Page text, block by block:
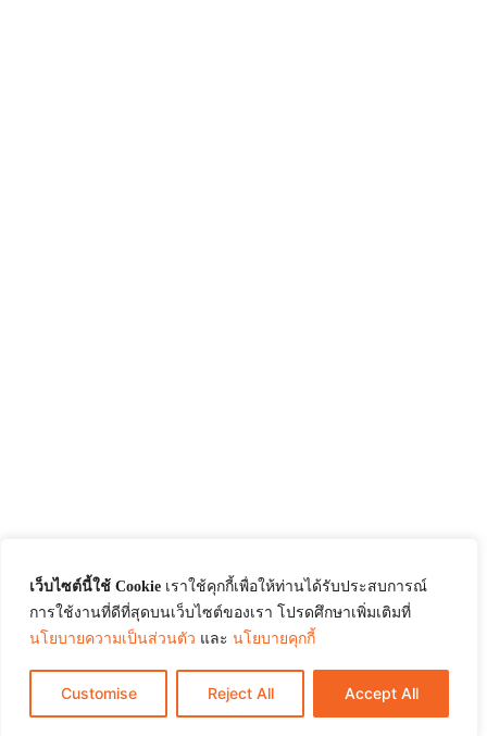
เว็บไซต์นี้ใช้ Cookie เราใช้คุกกี้เพื่อให้ท่านได้รับประสบการณ์
การใช้งานที่ดีที่สุดบนเว็บไซต์ของเรา โปรดศึกษาเพิ่มเติมที่
นโยบายความเป็นส่วนตัว และ นโยบายคุกกี้
Customise Reject All Accept All